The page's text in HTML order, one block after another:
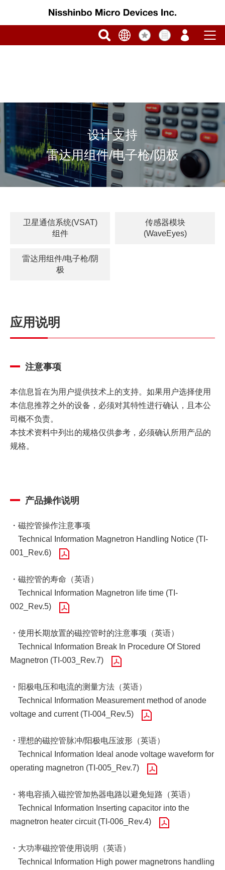
设计支持
雷达用组件/电子枪/阴极
卫星通信系统(VSAT)
组件
传感器模块
(WaveEyes)
雷达用组件/电子枪/阴
极
应用说明
注意事项
本信息旨在为用户提供技术上的支持。如果用户选择使用
本信息推荐之外的设备，必须对其特性进行确认，且本公
司概不负责。
本技术资料中列出的规格仅供参考，必须确认所用产品的
规格。
产品操作说明
・磁控管操作注意事项
Technical Information Magnetron Handling Notice (TI-
001_Rev.6)
・磁控管的寿命（英语）
Technical Information Magnetron life time (TI-
002_Rev.5)
・使用长期放置的磁控管时的注意事项（英语）
Technical Information Break In Procedure Of Stored
Magnetron (TI-003_Rev.7)
・阳极电压和电流的测量方法（英语）
Technical Information Measurement method of anode
voltage and current (TI-004_Rev.5)
・理想的磁控管脉冲/阳极电压波形（英语）
Technical Information Ideal anode voltage waveform for
operating magnetron (TI-005_Rev.7)
・将电容插入磁控管加热器电路以避免短路（英语）
Technical Information Inserting capacitor into the
magnetron heater circuit (TI-006_Rev.4)
・大功率磁控管使用说明（英语）
Technical Information High power magnetrons handling